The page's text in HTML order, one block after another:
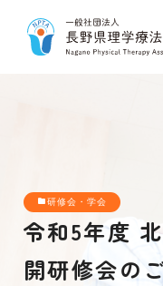
研修会・学会
令和5年度
開研修会の